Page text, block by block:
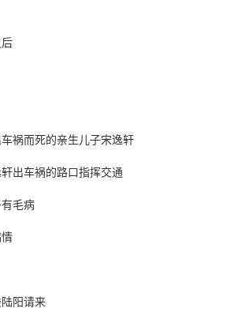
祸而死的亲生儿子宋逸轩
出车祸的路口指挥交通
毛病
阳请来